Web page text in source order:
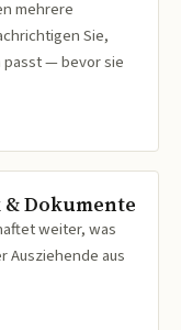
mehrere
Sie,
passt — bevor sie
Dokumente
weiter, was
Ausziehende aus